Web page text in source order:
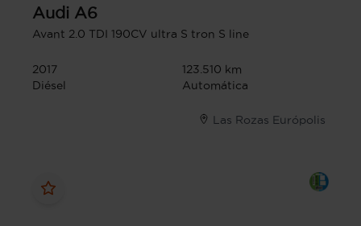
Audi A6
Avant 2.0 TDI 190CV ultra S tron S line
2017
123.510 km
Diésel
Automática
Las Rozas Európolis